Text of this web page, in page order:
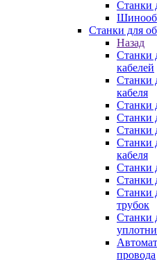
Станки
Станки для
Назад
Станки
кабелей
Станки
кабеля
Станки
Станки
Станки
Станки
кабеля
Станки
Станки
Станки
трубок
Станки
провода